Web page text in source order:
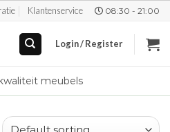
Klantenservice 08:30 - 21:00
Login / Register
meubels